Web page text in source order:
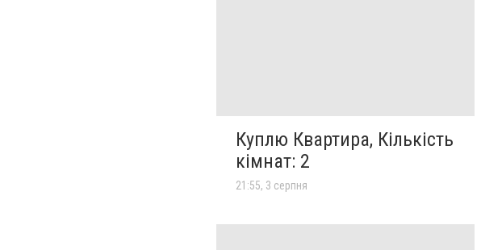
Куплю Квартира, Кількість
кімнат: 2
21:55, 3 серпня